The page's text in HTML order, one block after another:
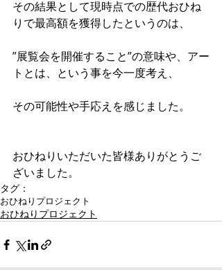
その結果として現時点での歴代おひね
りで最高額を獲得したというのは、
”展覧会を開催すること”の意味や、アー
トとは、という事を今一度考え、
その可能性や手応えを感じました。
おひねりいただいた皆様ありがとうご
ざいました。
タグ：
おひねりプロジェクト
おひねりプロジェクト